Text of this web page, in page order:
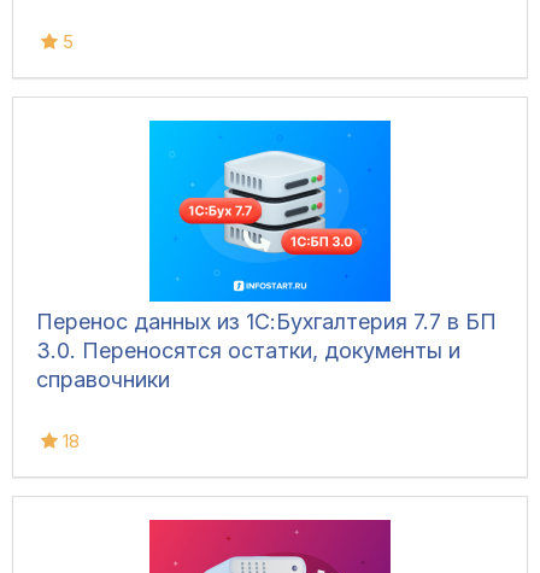
5
Перенос данных из 1С:Бухгалтерия 7.7 в БП
3.0. Переносятся остатки, документы и
справочники
18